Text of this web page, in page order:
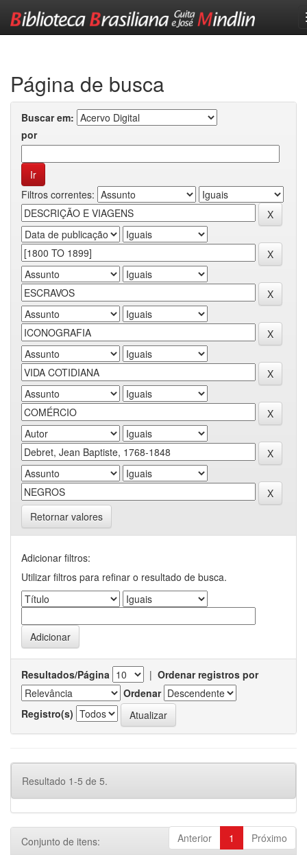
Página de busca
Buscar em:
por
Filtros correntes:
Retornar valores
Adicionar filtros:
Utilizar filtros para refinar o resultado de busca.
Resultados/Página | Ordenar registros por
Ordenar
Registro(s)
Resultado 1-5 de 5.
Anterior 1 Próximo
Conjunto de itens: